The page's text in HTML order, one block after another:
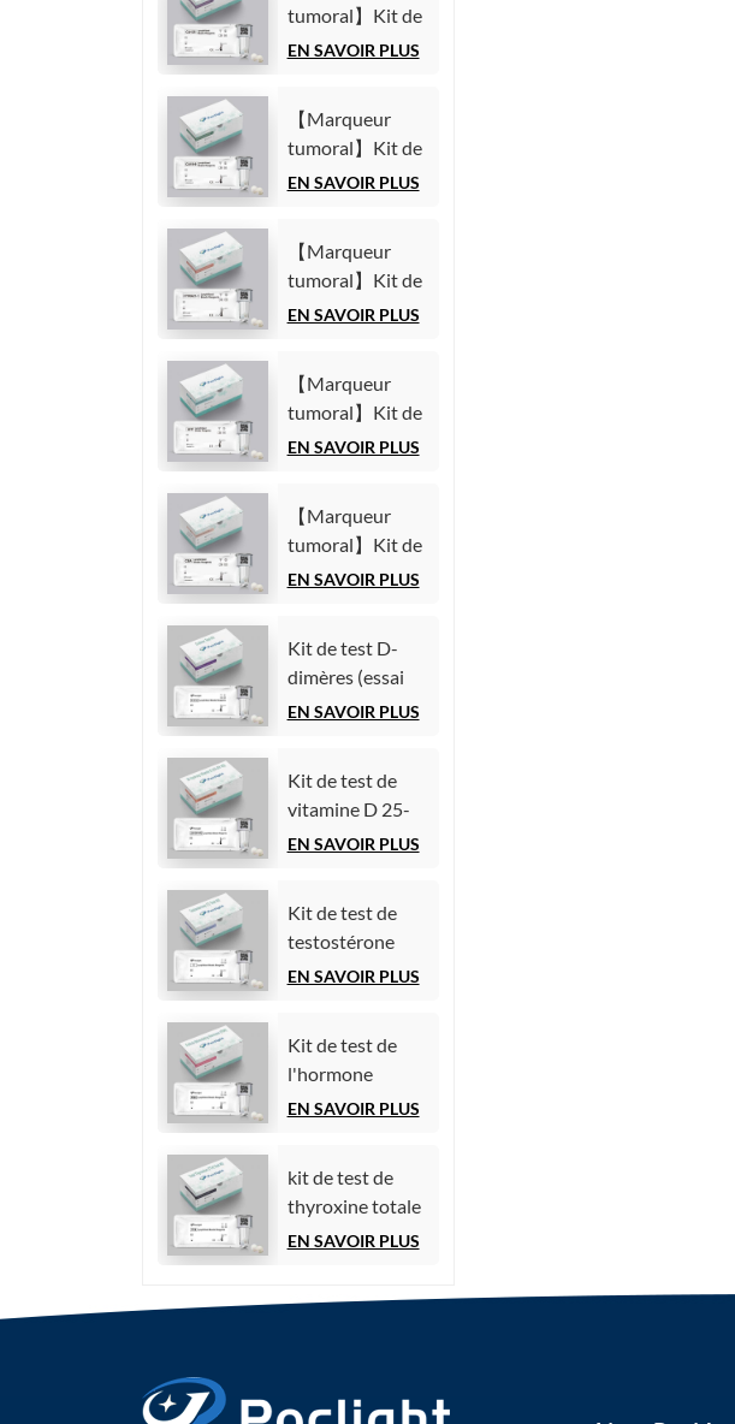
tumoral】Kit de
test de l'antigène
(Immunoessai
par
chimiluminescence
EN SAVOIR PLUS
【Marqueur
tumoral】Kit de
test de l'antigène
(Immunoessai
par
chimiluminescence
EN SAVOIR PLUS
【Marqueur
tumoral】Kit de
test du fragment
(CYFRA21-1)
(Immunoessai
par
homogène)
EN SAVOIR PLUS
【Marqueur
tumoral】Kit de
test de l'alpha-
(Immunoessai
par
chimiluminescence
EN SAVOIR PLUS
【Marqueur
tumoral】Kit de
test de l'antigène
(Immunoessai
par
chimiluminescence
EN SAVOIR PLUS
Kit de test D-
dimères (essai
immunologique
homogène)
EN SAVOIR PLUS
Kit de test de
vitamine D 25-
hydroxy (essai
chimiluminescence
homogène))
EN SAVOIR PLUS
Kit de test de
testostérone
(essai
chimiluminescence)
EN SAVOIR PLUS
Kit de test de
l'hormone
folliculo-
EN SAVOIR PLUS
kit de test de
thyroxine totale
(TT4)
EN SAVOIR PLUS